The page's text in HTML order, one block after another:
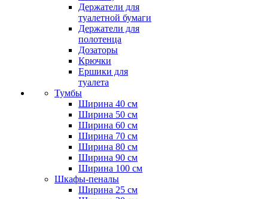
Держатели для
туалетной бумаги
Держатели для
полотенца
Дозаторы
Крючки
Ершики для
туалета
Тумбы
Ширина 40 см
Ширина 50 см
Ширина 60 см
Ширина 70 см
Ширина 80 см
Ширина 90 см
Ширина 100 см
Шкафы-пеналы
Ширина 25 см